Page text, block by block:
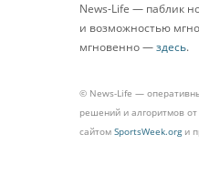
News-Life — паблик
и возможностью
мгновенно —здесь.
© News-Life —
решений и алгоритмов
сайтом SportsWeek.orgи